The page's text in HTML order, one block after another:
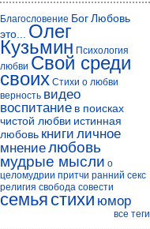
Благословение БогЛюбовь
это...
Олег
Кузьмин Психология
любви Свой среди
своих Стихи о любви
верность видео
воспитание в поисках
чистой любви истинная
любовь книги личное
мнениелюбовь
мудрые мысли о
целомудрии притчи ранний секс
религия свобода совести
семья стихи юмор
все теги